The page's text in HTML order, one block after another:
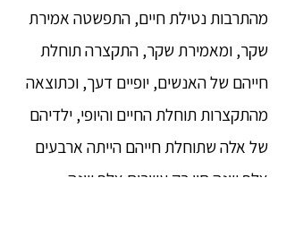
מהתרבות נטילת חיים, התפשטה אמירת
שקר, ומאמירת שקר, התקצרה תוחלת
חייהם של האנשים, יופיים דעך, וכתוצאה
מהתקצרות תוחלת החיים והיופי, ילדיהם
של אלה שתוחלת חייהם הייתה ארבעים
אלף שנה חיו רק עשרים אלף שנה.